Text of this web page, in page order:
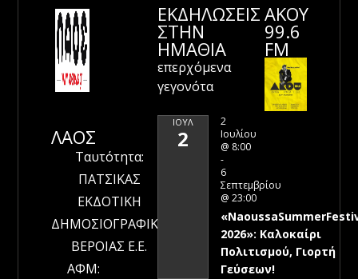
ΛΑΟΣ
Ταυτότητα:
ΠΑΤΣΙΚΑΣ
ΕΚΔΟΤΙΚΗ
ΔΗΜΟΣΙΟΓΡΑΦΙΚΗ
ΒΕΡΟΙΑΣ Ε.Ε.
ΑΦΜ:
ΕΚΔΗΛΩΣΕΙΣ
ΣΤΗΝ
ΗΜΑΘΊΑ
επερχόμενα
γεγονότα
ΙΟΎΛ
2
2
Ιουλίου
@ 8:00
-
6
Σεπτεμβρίου
@ 23:00
2026»: Καλοκαίρι
Πολιτισμού, Γιορτή
Γεύσεων!
ΑΚΟΥ
99.6
FM